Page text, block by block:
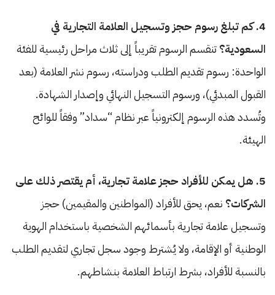
4. كم تبلغ رسوم حجز وتسجيل العلامة التجارية في
السعودية؟تنقسم الرسوم تقريباً إلى ثلاث مراحل رئيسية للفئة
الواحدة: رسوم تقديم الطلب ودراسته، رسوم نشر العلامة (بعد
القبول المبدئي)، ورسوم التسجيل النهائي وإصدار الشهادة.
وتُسدد هذه الرسوم إلكترونياً عبر نظام “سداد” وفقاً للوائح
الهيئة.
5. هل يمكن للأفراد حجز علامة تجارية، أم يقتصر ذلك على
الشركات؟ نعم، يحق للأفراد (المواطنين والمقيمين) حجز
وتسجيل علامة تجارية بأسمائهم الشخصية باستخدام الهوية
الوطنية أو الإقامة، ولا يُشترط وجود سجل تجاري لتقديم الطلب
بالنسبة للأفراد، بشرط ارتباط العلامة بنشاطهم.